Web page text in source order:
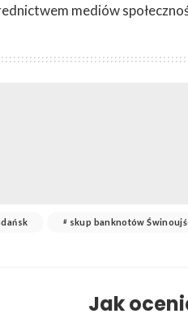
mediów
skup banknotów
Jak